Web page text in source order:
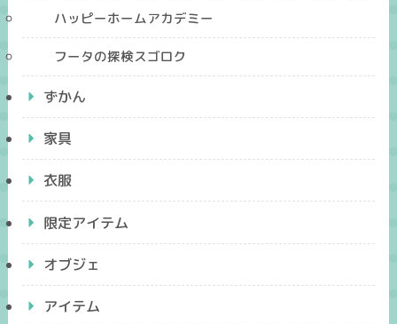
ハッピーホームアカデミー
フータの探検スゴロク
ずかん
家具
衣服
限定アイテム
オブジェ
アイテム